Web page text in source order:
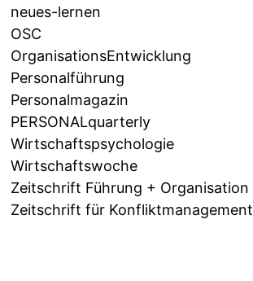
neues-lernen
OSC
OrganisationsEntwicklung
Personalführung
Personalmagazin
PERSONALquarterly
Wirtschaftspsychologie
Wirtschaftswoche
Zeitschrift Führung + Organisation
Zeitschrift für Konfliktmanagement